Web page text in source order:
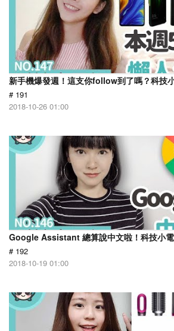
新手機爆發週！這支你follow到了嗎？科技
# 191
2018-10-26 01:00
Google Assistant 總算說中文啦！科技小
# 192
2018-10-19 01:00